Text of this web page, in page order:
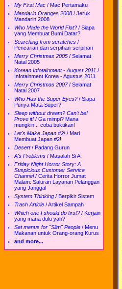
My First Mac / Mac Pertamaku
Mandarin Oranges 2008 / Jeruk
Mandarin 2008
Who Made the World Flat? / Siapa
yang Membuat Bumi Datar?
Searching from scratches /
Pencarian dari serpihan-serpihan
Merry Christmas 2005 / Selamat
Natal 2005
Korean Infotainment - August 2011 /
Infotainment Korea - Agustus 2011
Merry Christmas 2007/ Selamat
Natal 2007
Who Has the Super Eyes? / Siapa
Punya Mata Super?
Sleep without dream? Can't be!
Prove it! / Ga mimpi? Mana
mungkin... coba buktikan!
Let's Make Japan #2! / Mari
Membuat Japan #2!
Desert/ Padang Gurun
A's Problems / Masalah Si A
Friday Night Horror Story: A
Suspicious Customer Service
Channel/ Cerita Horror Jumat
Malam: Saluran Layanan Pelanggan
yang Janggal
System Thinking / Berpikir Sistem
Trash Article /Artikel Sampah
Which one I should do first? / Kerjain
yang mana dulu yah?
Set menus for "Slim" People / Menu
Makanan untuk Orang-orang Kurus
and more...